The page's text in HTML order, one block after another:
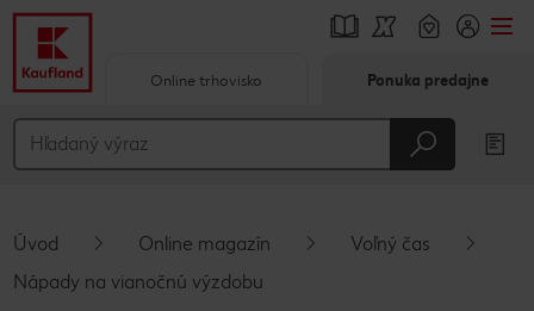
Hlavný obsah
Vyskakovací bočný panel
Online trhovisko Ponuka predajne
Úvod Online magazín
Voľný čas
Nápady na vianočnú výzdobu